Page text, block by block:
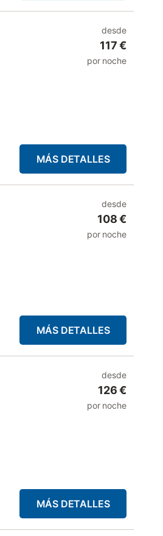
desde
117 €
por noche
MÁS DETALLES
desde
108 €
por noche
MÁS DETALLES
desde
126 €
por noche
MÁS DETALLES